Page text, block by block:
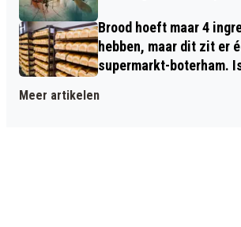
Brood hoeft maar 4
hebben, maar dit zit er
supermarkt-boterham.
Meer artikelen